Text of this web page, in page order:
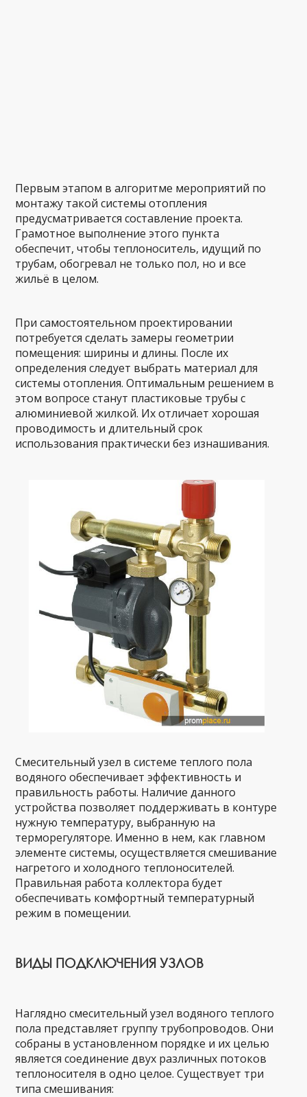
Первым этапом в алгоритме мероприятий по
монтажу такой системы отопления
предусматривается составление проекта.
Грамотное выполнение этого пункта
обеспечит, чтобы теплоноситель, идущий по
трубам, обогревал не только пол, но и все
жильё в целом.
При самостоятельном проектировании
потребуется сделать замеры геометрии
помещения: ширины и длины. После их
определения следует выбрать материал для
системы отопления. Оптимальным решением в
этом вопросе станут пластиковые трубы с
алюминиевой жилкой. Их отличает хорошая
проводимость и длительный срок
использования практически без изнашивания.
Смесительный узел в системе теплого пола
водяного обеспечивает эффективность и
правильность работы. Наличие данного
устройства позволяет поддерживать в контуре
нужную температуру, выбранную на
терморегуляторе. Именно в нем, как главном
элементе системы, осуществляется смешивание
нагретого и холодного теплоносителей.
Правильная работа коллектора будет
обеспечивать комфортный температурный
режим в помещении.
ВИДЫ ПОДКЛЮЧЕНИЯ УЗЛОВ
Наглядно смесительный узел водяного теплого
пола представляет группу трубопроводов. Они
собраны в установленном порядке и их целью
является соединение двух различных потоков
теплоносителя в одно целое. Существует три
типа смешивания: